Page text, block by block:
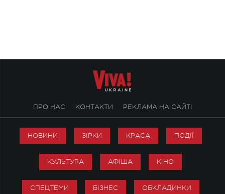
ПРО НАС КОНТАКТИ РЕКЛАМА НА САЙТІ
НОВИНИ ЗІРКИ КРАСА ПОДІЇ
КУЛЬТУРА АФІША КІНО
СПЕЦТЕМИ БІЗНЕС ОБКЛАДИНКИ